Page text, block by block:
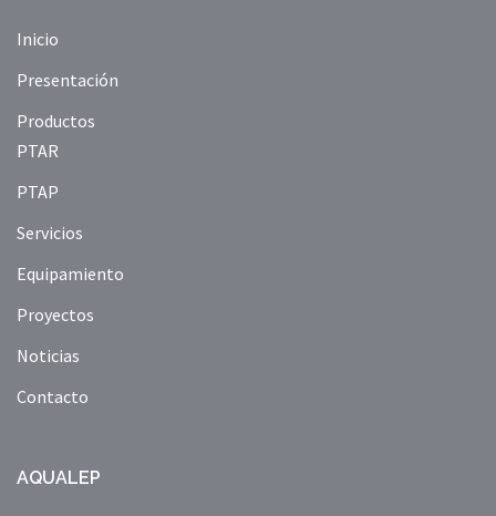
Inicio
Presentación
Productos
PTAR
PTAP
Servicios
Equipamiento
Proyectos
Noticias
Contacto
AQUALEP